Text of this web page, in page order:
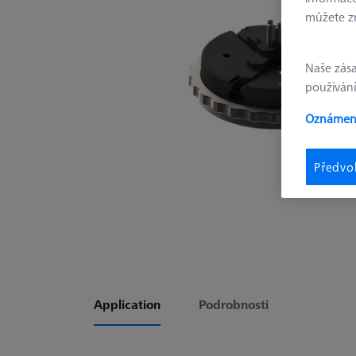
Application Podrobnosti
můžete
Naše